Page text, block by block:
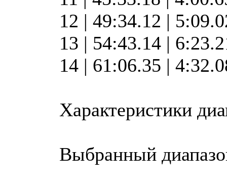
12 | 49:34.12 |
13 | 54:43.14 |
14 | 61:06.35 |
Характеристики
Выбранный